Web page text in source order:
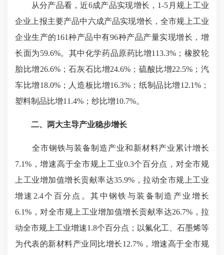
从分产品看，近6成产品实现增长，1-5月规上工业
企业上报主要产品中六成产品实现增长，全市规上工业
企业生产的161种产品中有96种产品产量实现增长，增
长面为59.6%。其中化学药品原药比增113.3%；橡胶轮
胎比增26.6%；石灰石比增24.6%；硫酸比增22.5%；汽
车比增18.0%；人造板比增16.3%；纸制品比增12.1%；
塑料制品比增11.4%；纱比增10.7%。
二、两大主导产业稳步增长
全市钢铁与装备制造产业和新材料产业累计增长
7.1%，增速高于全市规上工业0.3个百分点，对全市规
上工业增加值增长贡献率达35.9%，拉动全市规上工业
增速2.4个百分点。其中钢铁与装备制造产业增长
6.1%，对全市规上工业增加值增长贡献率达26.7%，拉
动全市规上工业增速1.8个百分点；以氟化工、石墨烯等
为代表的新材料产业同比增长12.7%，增速高于全市规